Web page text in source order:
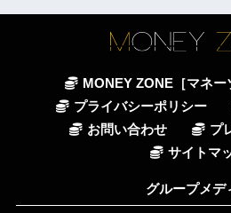
MONEY ZONE［マネー
プライバシーポリシー
お問い合わせ
プ
サイトマ
グループメデ